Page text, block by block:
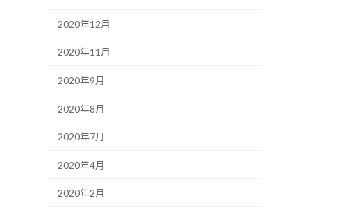
2020年12月
2020年11月
2020年9月
2020年8月
2020年7月
2020年4月
2020年2月